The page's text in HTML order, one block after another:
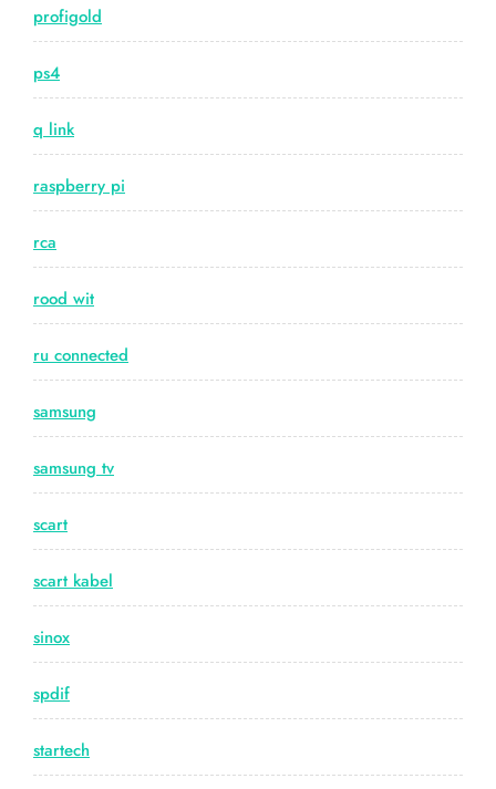
profigold
ps4
q link
raspberry pi
rca
rood wit
ru connected
samsung
samsung tv
scart
scart kabel
sinox
spdif
startech